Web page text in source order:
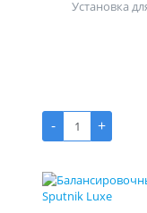
Установка
-
+